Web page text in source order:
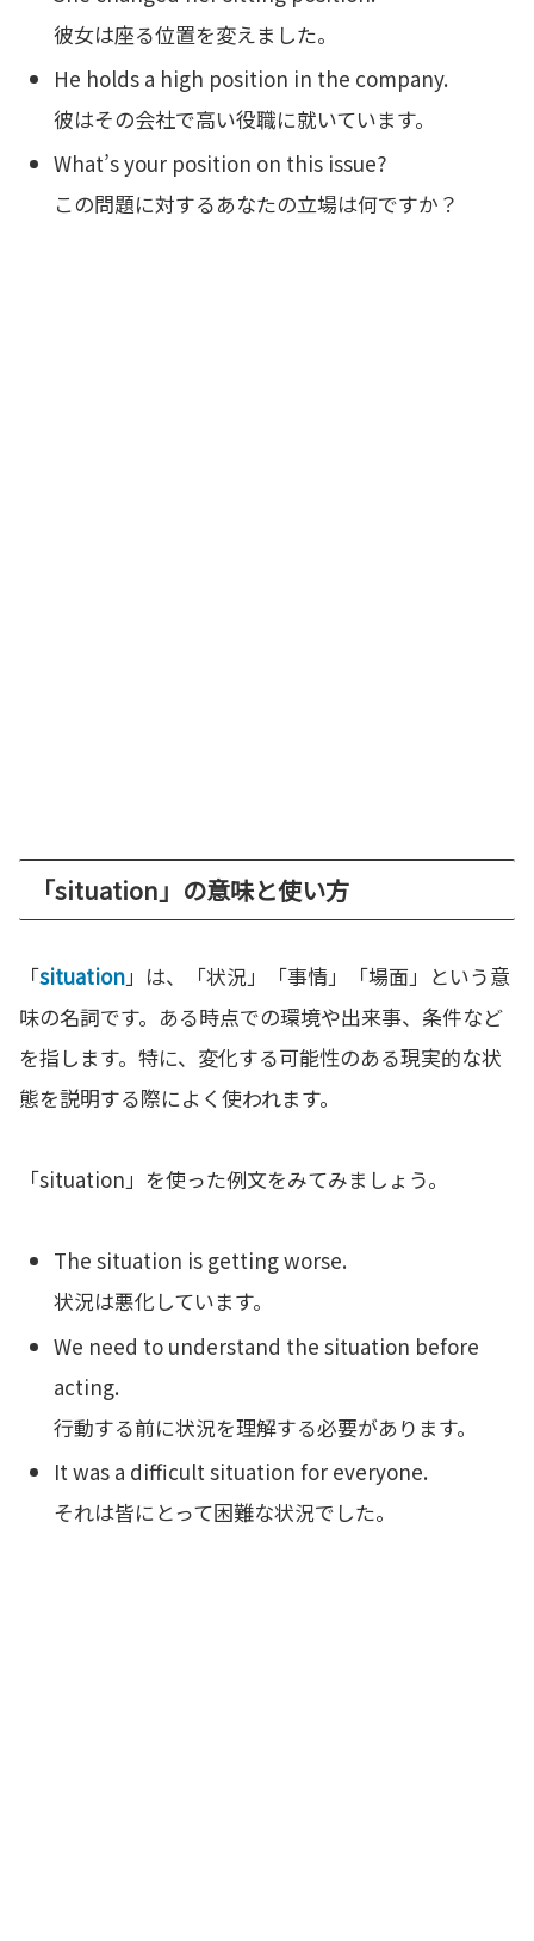
彼女は座る位置を変えました。
He holds a high position in the company.
彼はその会社で高い役職に就いています。
What’s your position on this issue?
この問題に対するあなたの立場は何ですか？
「situation」の意味と使い方
「situation」は、「状況」「事情」「場面」という意
味の名詞です。ある時点での環境や出来事、条件など
を指します。特に、変化する可能性のある現実的な状
態を説明する際によく使われます。
「situation」を使った例文をみてみましょう。
The situation is getting worse.
状況は悪化しています。
We need to understand the situation before
acting.
行動する前に状況を理解する必要があります。
It was a difficult situation for everyone.
それは皆にとって困難な状況でした。